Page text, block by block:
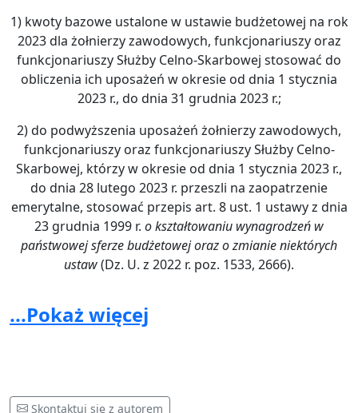
1) kwoty bazowe ustalone w ustawie budżetowej na rok
2023 dla żołnierzy zawodowych, funkcjonariuszy oraz
funkcjonariuszy Służby Celno-Skarbowej stosować do
obliczenia ich uposażeń w okresie od dnia 1 stycznia
2023 r., do dnia 31 grudnia 2023 r.;
2) do podwyższenia uposażeń żołnierzy zawodowych,
funkcjonariuszy oraz funkcjonariuszy Służby Celno-
Skarbowej, którzy w okresie od dnia 1 stycznia 2023 r.,
do dnia 28 lutego 2023 r. przeszli na zaopatrzenie
emerytalne, stosować przepis art. 8 ust. 1 ustawy z dnia
23 grudnia 1999 r. o kształtowaniu wynagrodzeń w
państwowej sferze budżetowej oraz o zmianie niektórych
ustaw(Dz. U. z 2022 r. poz. 1533, 2666).
ustalonymi procedurami, mającej na celu uchwalenie
...Pokaż więcej
Skontaktuj się z autorem